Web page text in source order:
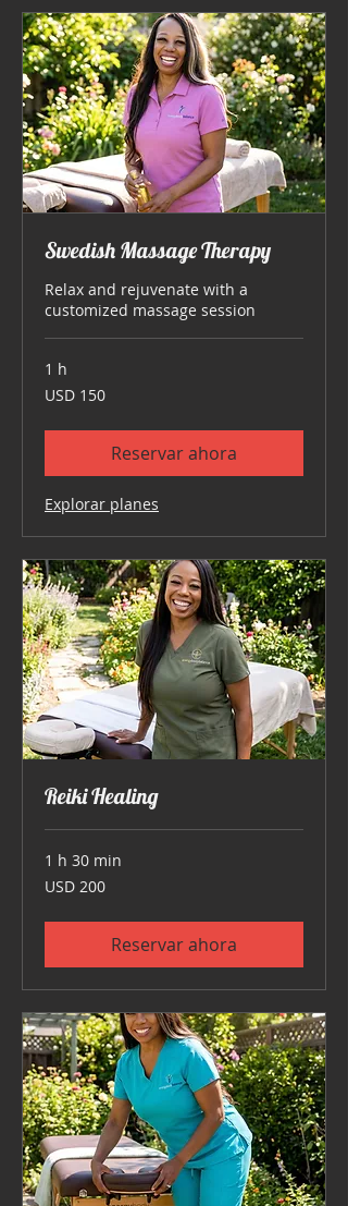
Swedish Massage Therapy
Relax and rejuvenate with a
customized massage session
1 h
150
dólares
USD 150
Reservar ahora
Explorar planes
Reiki Healing
1 h 30 min
200
dólares
USD 200
Reservar ahora